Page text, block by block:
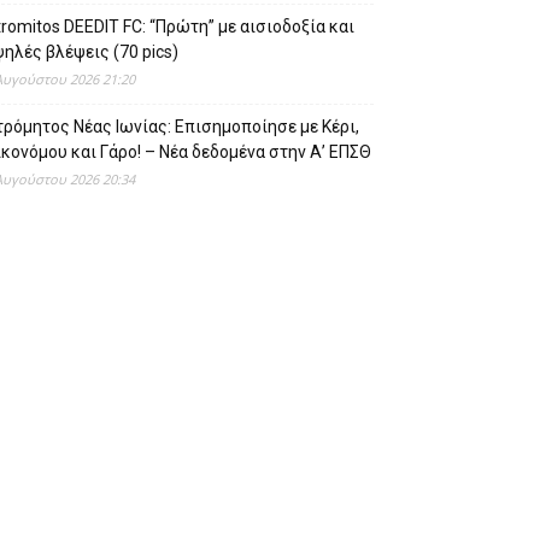
DEEDIT FC: “Πρώτη” με αισιοδοξία και
βλέψεις (70 pics)
2026 21:20
Νέας Ιωνίας: Επισημοποίησε με Κέρι,
και Γάρο! – Νέα δεδομένα στην Α’ ΕΠΣΘ
2026 20:34